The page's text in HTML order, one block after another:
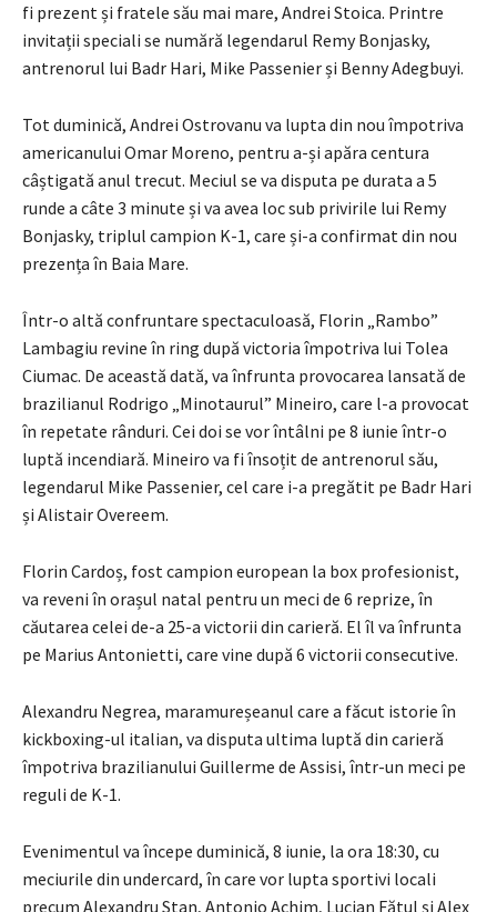
fi prezent și fratele său mai mare, Andrei Stoica. Printre
invitații speciali se numără legendarul Remy Bonjasky,
antrenorul lui Badr Hari, Mike Passenier și Benny Adegbuyi.
Tot duminică, Andrei Ostrovanu va lupta din nou împotriva
americanului Omar Moreno, pentru a-și apăra centura
câștigată anul trecut. Meciul se va disputa pe durata a 5
runde a câte 3 minute și va avea loc sub privirile lui Remy
Bonjasky, triplul campion K-1, care și-a confirmat din nou
prezența în Baia Mare.
Într-o altă confruntare spectaculoasă, Florin „Rambo”
Lambagiu revine în ring după victoria împotriva lui Tolea
Ciumac. De această dată, va înfrunta provocarea lansată de
brazilianul Rodrigo „Minotaurul” Mineiro, care l-a provocat
în repetate rânduri. Cei doi se vor întâlni pe 8 iunie într-o
luptă incendiară. Mineiro va fi însoțit de antrenorul său,
legendarul Mike Passenier, cel care i-a pregătit pe Badr Hari
și Alistair Overeem.
Florin Cardoș, fost campion european la box profesionist,
va reveni în orașul natal pentru un meci de 6 reprize, în
căutarea celei de-a 25-a victorii din carieră. El îl va înfrunta
pe Marius Antonietti, care vine după 6 victorii consecutive.
Alexandru Negrea, maramureșeanul care a făcut istorie în
kickboxing-ul italian, va disputa ultima luptă din carieră
împotriva brazilianului Guillerme de Assisi, într-un meci pe
reguli de K-1.
Evenimentul va începe duminică, 8 iunie, la ora 18:30, cu
meciurile din undercard, în care vor lupta sportivi locali
precum Alexandru Stan, Antonio Achim, Lucian Fătul și Alex